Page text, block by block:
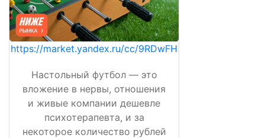
https://market.yandex.ru/cc/9RDwFH
Настольный футбол — это
вложение в нервы, отношения
и живые компании дешевле
психотерапевта, и за
некоторое количество рублей